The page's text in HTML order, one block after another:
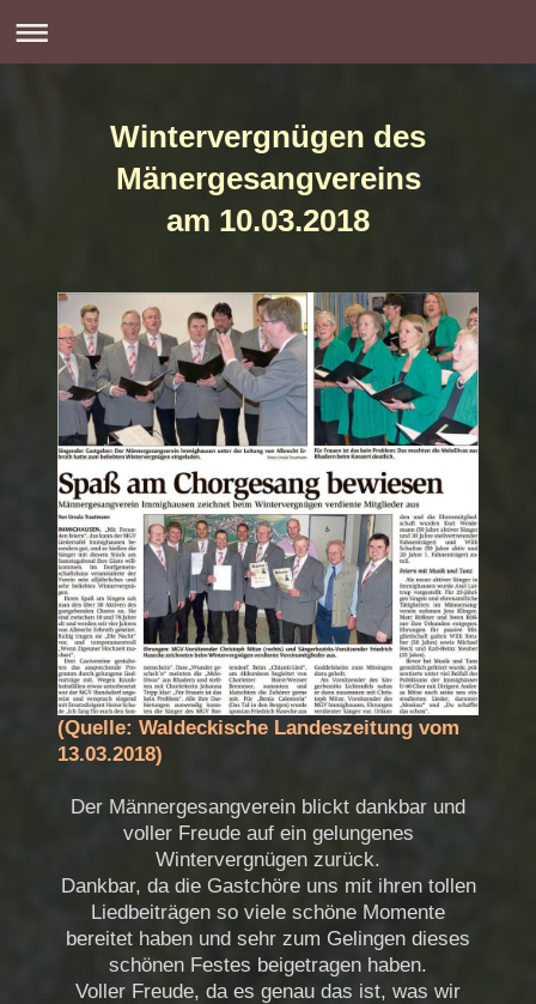
Wintervergnügen des
Mänergesangvereins
am 10.03.2018
(Quelle: Waldeckische Landeszeitung vom
13.03.2018)
Der Männergesangverein blickt dankbar und
voller Freude auf ein gelungenes
Wintervergnügen zurück.
Dankbar, da die Gastchöre uns mit ihren tollen
Liedbeiträgen so viele schöne Momente
bereitet haben und sehr zum Gelingen dieses
schönen Festes beigetragen haben.
Voller Freude, da es genau das ist, was wir